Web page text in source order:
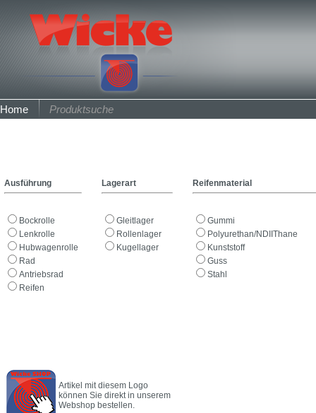
Home Produktsuche
Ausführung Lagerart Reifenmaterial
Bockrolle
Lenkrolle
Hubwagenrolle
Rad
Antriebsrad
Reifen
Gleitlager
Rollenlager
Kugellager
Gummi
Polyurethan/NDIIThane
Kunststoff
Guss
Stahl
Artikel mit diesem Logo
können Sie direkt in unserem
Webshop bestellen.